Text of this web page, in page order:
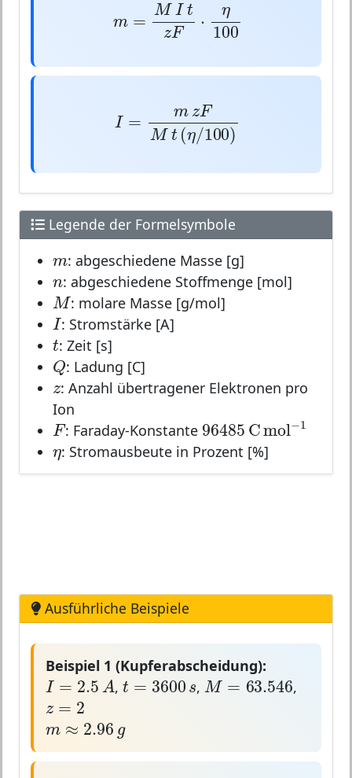
M I η
m=MItzF⋅ η100
mzF
=mzFMt(η/100
Legende der Formelsymbole
m: abgeschiedene Masse [g]
n
n: abgeschiedene Stoffmenge [mol]
M
M: molare Masse [g/mol]
I
I: Stromstärke [A]
t
t: Zeit [s]
Q
Q: Ladung [C]
z
z: Anzahl übertragener Elektronen pro
Ion
F
F: Faraday-Konstante 96485C mol
96485 mol
η
η: Stromausbeute in Prozent [%]
Ausführliche Beispiele
Beispiel 1 (Kupferabscheidung):
I = 2.5 A
I=2.5A , t = 3600 s
t=3600s,M = 63.546
M=63.546,
z = 2
z =2
m ≈ 2.96
m≈2.96